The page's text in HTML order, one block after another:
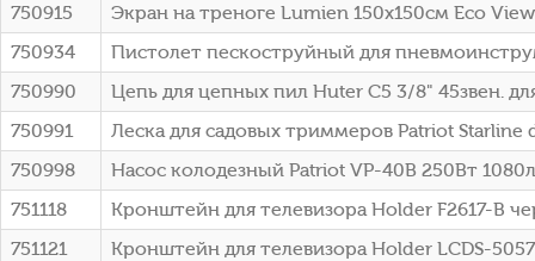
750915
Экран на треноге Lumien 150x150см Eco
750934
Пистолет пескоструйный для
750990
Цепь для цепных пил Huter C5 3/8" 45звен.
750991
Леска для садовых триммеров Patriot Starline
750998
Насос колодезный Patriot VP-40В 250Вт
751118
Кронштейн для телевизора Holder F2617-B
751121
Кронштейн для телевизора Holder LCDS-